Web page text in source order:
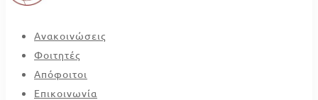
Ανακοινώσεις
Φοιτητές
Απόφοιτοι
Επικοινωνία